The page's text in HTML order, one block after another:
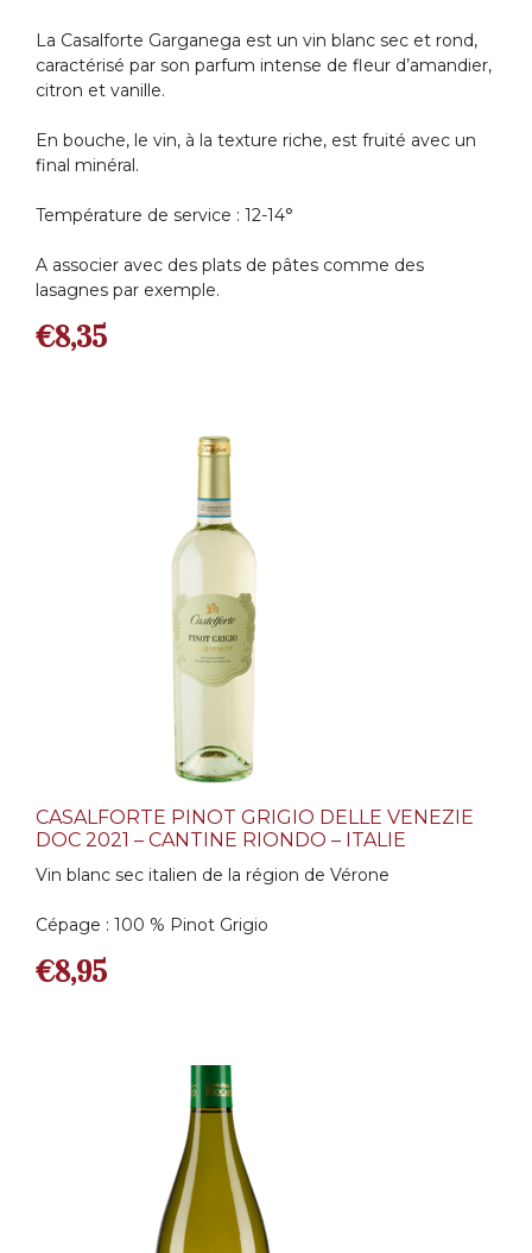
La Casalforte Garganega est un vin blanc sec et rond,
caractérisé par son parfum intense de fleur d’amandier,
citron et vanille.
En bouche, le vin, à la texture riche, est fruité avec un
final minéral.
Température de service : 12-14°
A associer avec des plats de pâtes comme des
lasagnes par exemple.
€8,35
CASALFORTE PINOT GRIGIO DELLE VENEZIE
DOC 2021 – CANTINE RIONDO – ITALIE
Vin blanc sec italien de la région de Vérone
Cépage : 100 % Pinot Grigio
€8,95